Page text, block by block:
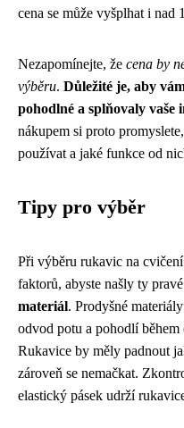
cena se může vyšplhat i nad
Nezapomínejte, že cena by
výběru. Důležité je, aby
pohodlné a splňovaly
nákupem si proto
používat a jaké funkce od
Tipy pro výběr
Při výběru rukavic na
faktorů, abyste našly ty
materiál. Prodyšné
odvod potu a pohodlí během
Rukavice by měly padnout
zároveň se nemačkat.
elastický pásek udrží